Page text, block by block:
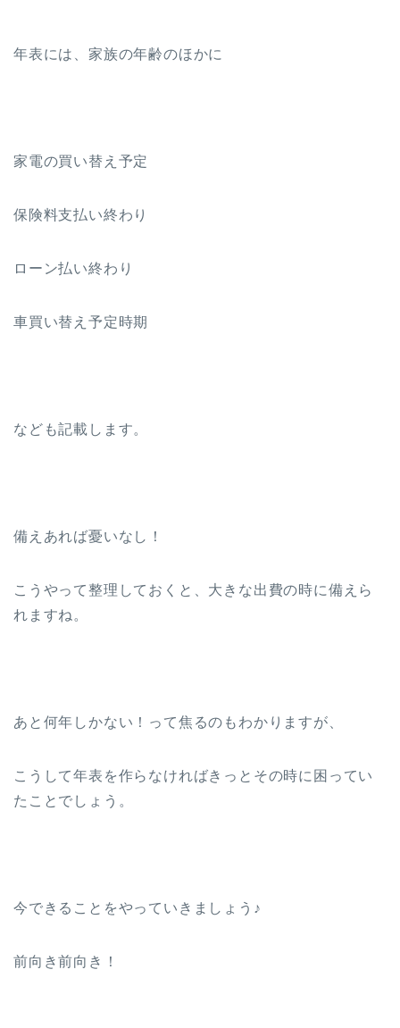
年表には、家族の年齢のほかに
家電の買い替え予定
保険料支払い終わり
ローン払い終わり
車買い替え予定時期
なども記載します。
備えあれば憂いなし！
こうやって整理しておくと、大きな出費の時に備えら
れますね。
あと何年しかない！って焦るのもわかりますが、
こうして年表を作らなければきっとその時に困ってい
たことでしょう。
今できることをやっていきましょう♪
前向き前向き！